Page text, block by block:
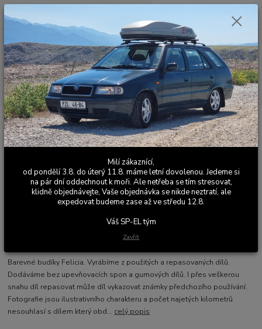
Menu
Hledat
Po - Pá 9:00 - 17:00
0,00 Kč
Úvod Ostatní elektronika Barevné budíky Felicia 1.3MPI
Barevné budíky Felicia 1.3MPI
Novinka
Barevné budíky Felicia. Vyrábíme z použitých a repasovaných dílů.
Dodáváme bez upevňovacích spon a gumových dílů. I přes veškerou
snahu díl repasovat může díl vykazovat známky předchozího používání.
Fotografie jsou ilustrativního charakteru a počet najetých kilometrů
nesouhlasí s dílem který obd... celý popis
Milí zákaznící,
od pondělí 3.8. do úterý 11.8. máme letní dovolenou. Jedeme si
na pár dní oddechnout k moři. Ale netřeba se tím stresovat,
klidně objednávejte, Vaše objednávka se nikde neztratí, ale
expedovat budeme zase až ve středu 12.8.
Váš SP-EL tým
Zavřít